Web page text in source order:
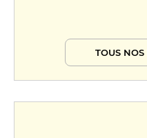
TOUS